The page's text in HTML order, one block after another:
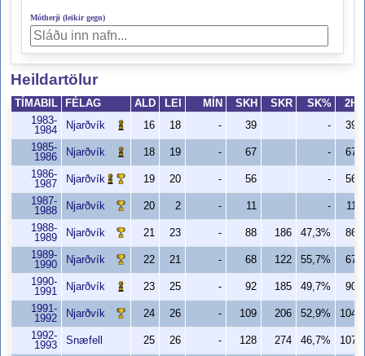
Mótherji (leikir gegn)
Heildartölur
TÍMABIL FÉLAG ALD LEI MÍN SKH SKR SK%
2H
1983-
1984
Njarðvík 16 18 - 39 -
39
1985-
1986
Njarðvík 18 19 - 67 -
67
1986-
1987
Njarðvík 19 20 - 56 -
56
1987-
1988
Njarðvík 20 2 - 11 -
11
1988-
1989
Njarðvík 21 23 - 88 186 47,3%
86
1989-
1990
Njarðvík 22 21 - 68 122 55,7%
67
1990-
1991
Njarðvík 23 25 - 92 185 49,7%
90
1991-
1992
Njarðvík 24 26 - 109 206 52,9%
104
1992-
1993
Snæfell 25 26 - 128 274 46,7%
107